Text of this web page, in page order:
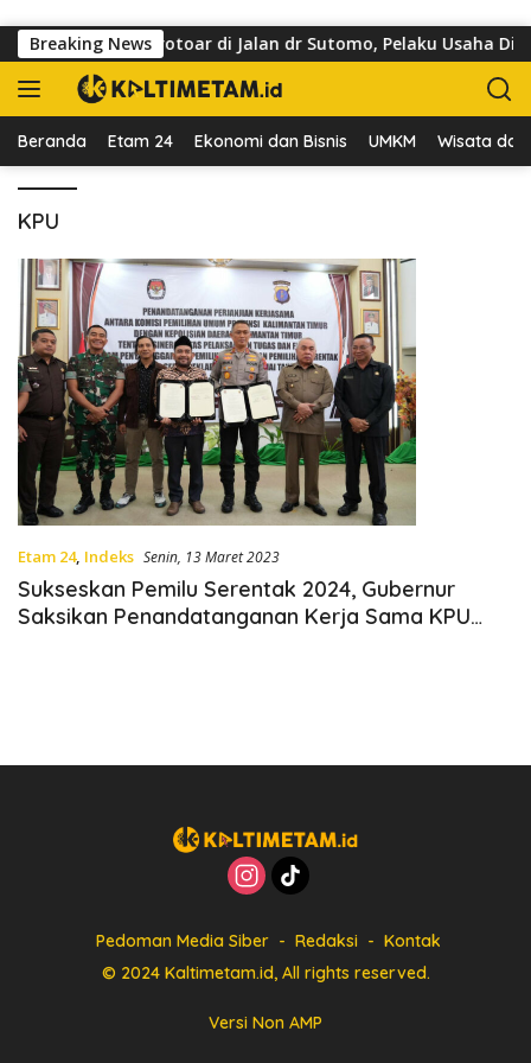
Breaking News
yang Kuasai Trotoar di Jalan dr Sutomo, Pelaku Usaha
Beranda Etam 24 Ekonomi dan Bisnis UMKM Wisata dan
KPU
Etam 24, Indeks Senin, 13 Maret 2023
Sukseskan Pemilu Serentak 2024, Gubernur
Saksikan Penandatanganan Kerja Sama KPU
Pedoman Media Siber Redaksi
Kontak
© 2024 Kaltimetam.id, All rights reserved.
Versi Non AMP